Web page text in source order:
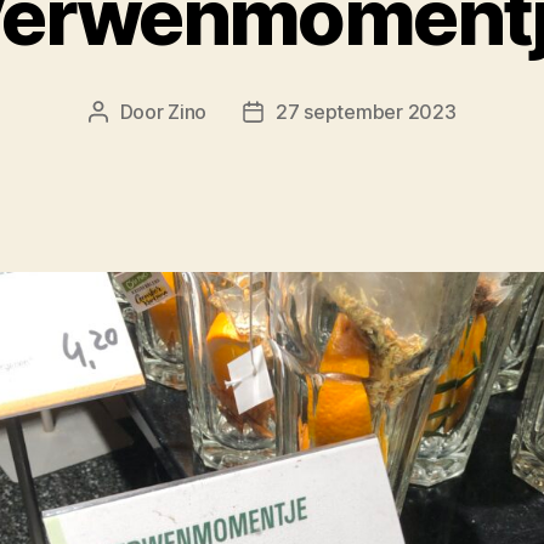
Berichtauteur
Door Zino Berichtdatum
27 september 2023